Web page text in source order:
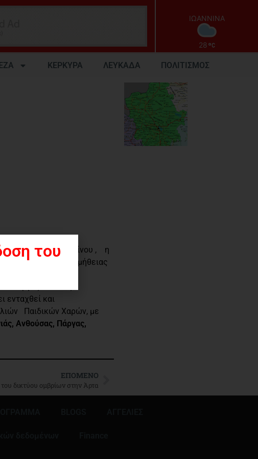
ΙΩΑΝΝΙΝΑ
28
ΚΕΡΚΥΡΑ ΛΕΥΚΑΔΑ ΠΟΛΙΤΙΣΜΟΣ
κ. Νικόλαου Σίνου , η
του έργου- προμήθειας
ευρώ
Πάργας κ. Νίκος
ενταχθεί και
Παιδικών Χαρών, με
Ανθούσας, Πάργας,
ΕΠΌΜΕΝΟ
δικτύου ομβρίων στην Άρτα
του